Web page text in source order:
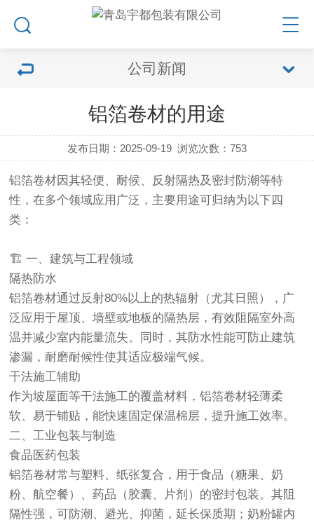
公司新闻
铝箔卷材的用途
发布日期：2025-09-19 浏览次数：753
铝箔卷材因其轻便、耐候、反射隔热及密封防潮等特
性，在多个领域应用广泛，主要用途可归纳为以下四
类：
🏗️ ‌一、建筑与工程领域‌
隔热防水‌
铝箔卷材通过反射80%以上的热辐射（尤其日照），广
泛应用于屋顶、墙壁或地板的隔热层，有效阻隔室外高
温并减少室内能量流失。同时，其防水性能可防止建筑
渗漏，耐磨耐候性使其适应极端气候‌。
干法施工辅助‌
作为坡屋面等干法施工的覆盖材料，铝箔卷材轻薄柔
软、易于铺贴，能快速固定保温棉层，提升施工效率‌。
二、工业包装与制造‌
食品医药包装‌
铝箔卷材常与塑料、纸张复合，用于食品（糖果、奶
粉、航空餐）、药品（胶囊、片剂）的密封包装。其阻
隔性强，可防潮、避光、抑菌，延长保质期；奶粉罐内